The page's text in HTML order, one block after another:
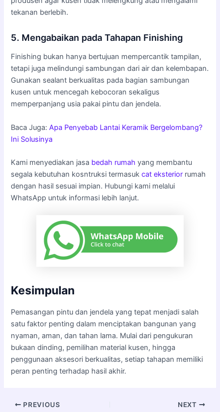
tekanan berlebih.
5. Mengabaikan pada Tahapan Finishing
Finishing bukan hanya bertujuan mempercantik tampilan,
tetapi juga melindungi sambungan dari air dan kelembapan.
Gunakan sealant berkualitas pada bagian sambungan
kusen untuk mencegah kebocoran sekaligus
memperpanjang usia pakai pintu dan jendela.
Baca Juga:Apa Penyebab Lantai Keramik Bergelombang?
Ini Solusinya
Kami menyediakan jasa bedah rumah yang membantu
segala kebutuhan kosntruksi termasukcat eksterior rumah
dengan hasil sesuai impian. Hubungi kami melalui
WhatsApp untuk informasi lebih lanjut.
Kesimpulan
Pemasangan pintu dan jendela yang tepat menjadi salah
satu faktor penting dalam menciptakan bangunan yang
nyaman, aman, dan tahan lama. Mulai dari pengukuran
bukaan dinding, pemilihan material kusen, hingga
penggunaan aksesori berkualitas, setiap tahapan memiliki
peran penting terhadap hasil akhir.
PREVIOUS NEXT